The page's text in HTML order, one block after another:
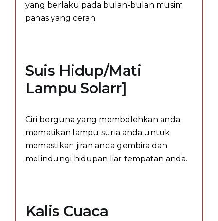
yang berlaku pada bulan-bulan musim
panas yang cerah.
Suis Hidup/Mati
Lampu Solarr]
Ciri berguna yang membolehkan anda
mematikan lampu suria anda untuk
memastikan jiran anda gembira dan
melindungi hidupan liar tempatan anda.
Kalis Cuaca